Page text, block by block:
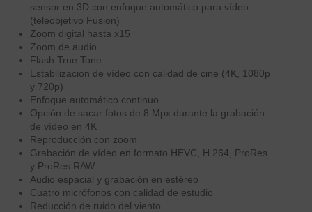
sensor en 3D con enfoque automático para vídeo
(teleobjetivo Fusion)
Zoom digital hasta x15
Zoom de audio
Flash True Tone
Estabili­zación de vídeo con calidad de cine (4K, 1080p
y 720p)
Enfoque automático continuo
Opción de sacar fotos de 8 Mpx durante la grabación
de vídeo en 4K
Reproducción con zoom
Grabación de vídeo en formato HEVC, H.264, ProRes
y ProRes RAW
Audio espacial y grabación en estéreo
Cuatro micrófonos con calidad de estudio
Reducción de ruido del viento